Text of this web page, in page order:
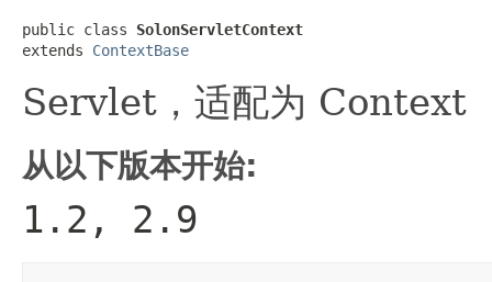
public class SolonServletContext
extends ContextBase
Servlet，适配为 Context
从以下版本开始:
1.2, 2.9